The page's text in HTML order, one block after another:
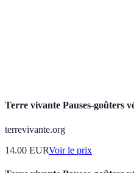
Terre vivante Pauses-goûters
terrevivante.org
14.00 EURVoir le prix